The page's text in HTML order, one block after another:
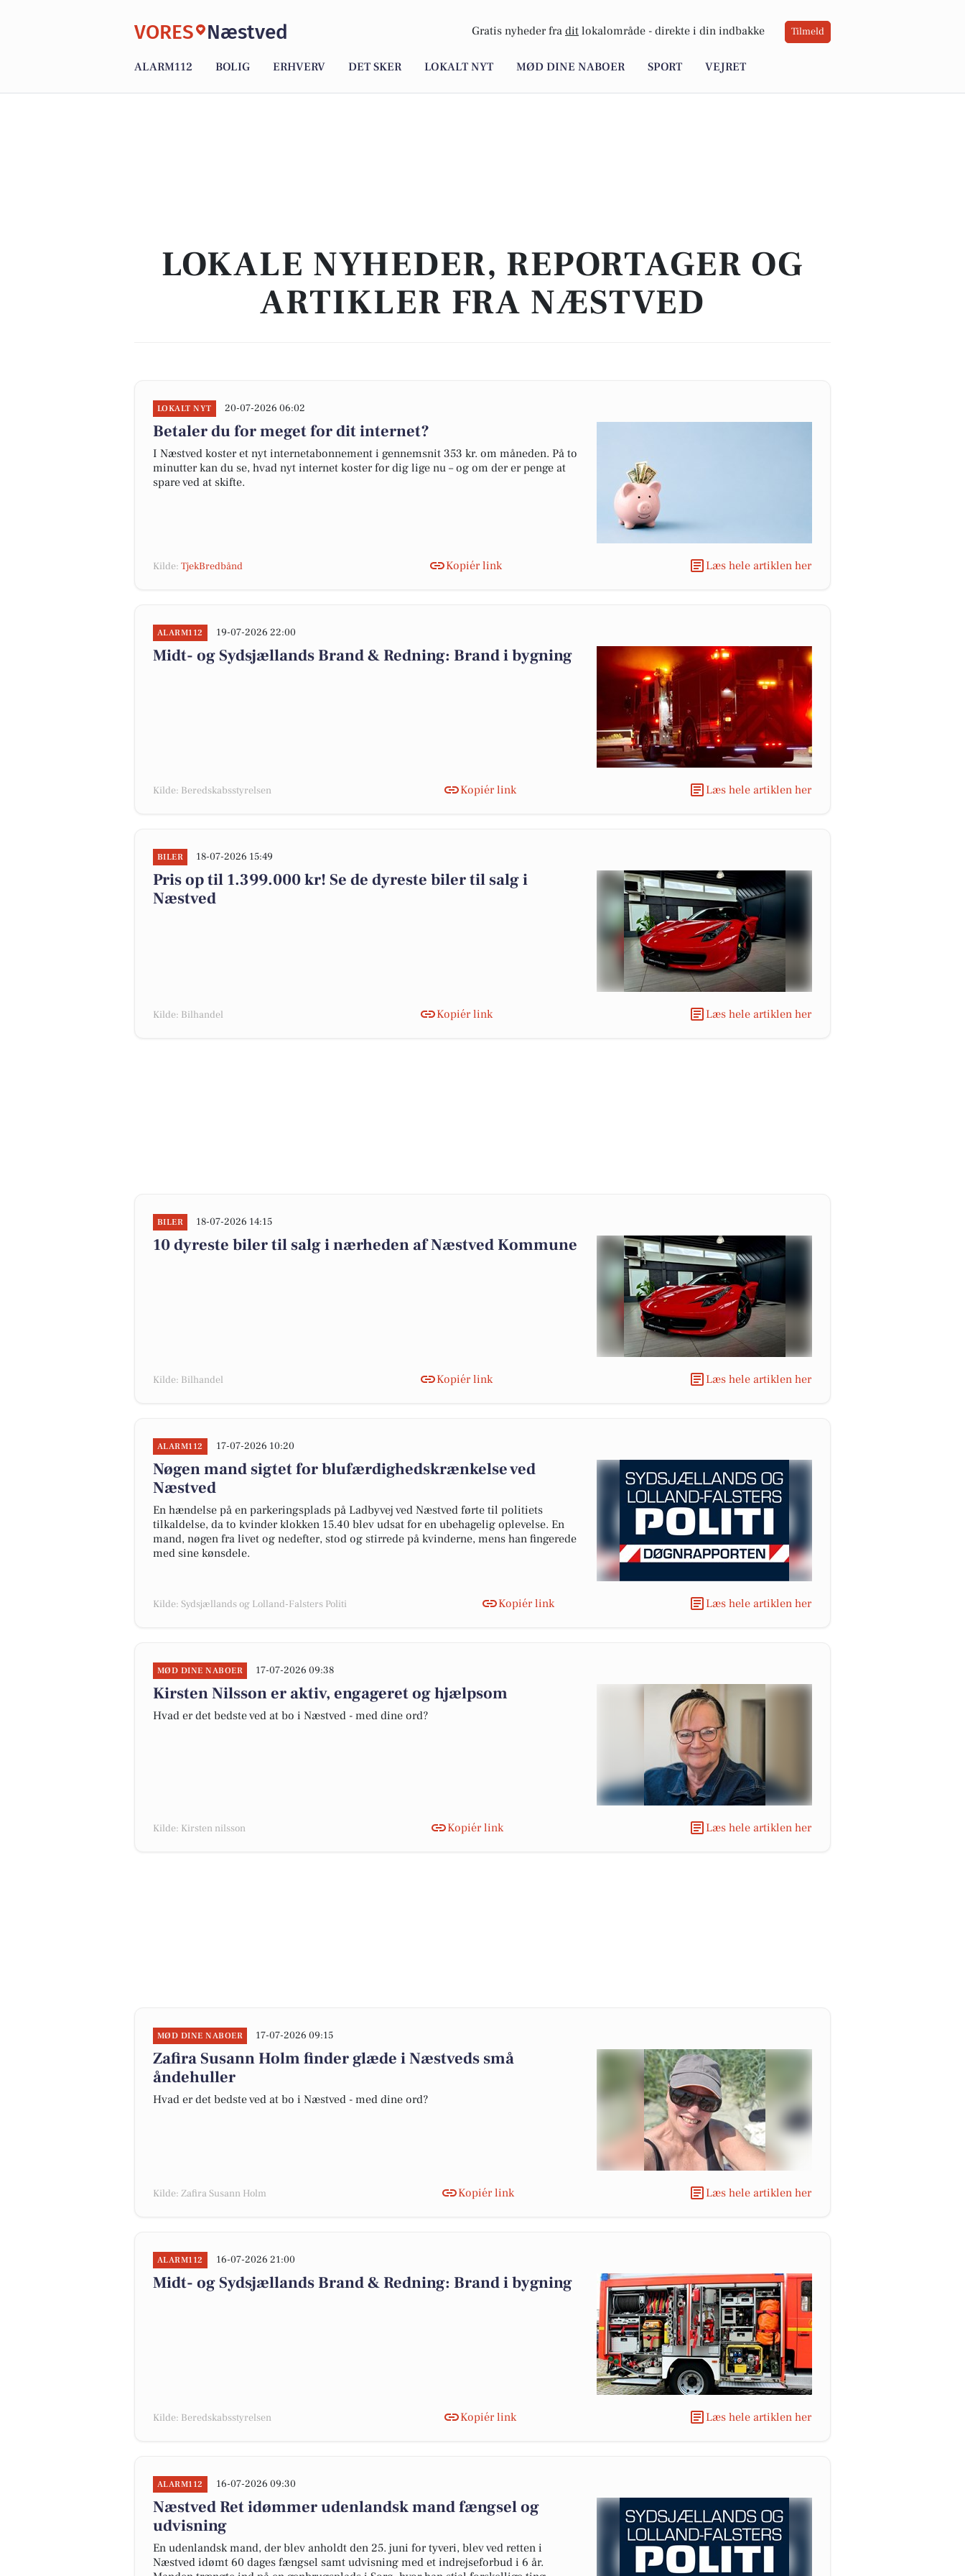
VORES Næstved Gratis nyheder fra dit lokalområde - direkte i din indbakke Tilmeld
ALARM112 BOLIG ERHVERV DET SKER LOKALT NYT MØD DINE NABOER SPORT VEJRET
LOKALE NYHEDER, REPORTAGER OG
ARTIKLER FRA NÆSTVED
LOKALT NYT 20-07-2026 06:02
Betaler du for meget for dit internet?
I Næstved koster et nyt internetabonnement i gennemsnit 353 kr. om måneden. På to
minutter kan du se, hvad nyt internet koster for dig lige nu – og om der er penge at
spare ved at skifte.
Kilde: TjekBredbånd Kopiér link Læs hele artiklen her
ALARM112 19-07-2026 22:00
Midt- og Sydsjællands Brand & Redning: Brand i bygning
Kilde: Beredskabsstyrelsen Kopiér link Læs hele artiklen her
BILER 18-07-2026 15:49
Pris op til 1.399.000 kr! Se de dyreste biler til salg i
Næstved
Kilde: Bilhandel Kopiér link Læs hele artiklen her
BILER 18-07-2026 14:15
10 dyreste biler til salg i nærheden af Næstved Kommune
Kilde: Bilhandel Kopiér link Læs hele artiklen her
ALARM112 17-07-2026 10:20
Nøgen mand sigtet for blufærdighedskrænkelse ved
Næstved
En hændelse på en parkeringsplads på Ladbyvej ved Næstved førte til politiets
tilkaldelse, da to kvinder klokken 15.40 blev udsat for en ubehagelig oplevelse. En
mand, nøgen fra livet og nedefter, stod og stirrede på kvinderne, mens han fingerede
med sine kønsdele.
Kilde: Sydsjællands og Lolland-Falsters Politi Kopiér link Læs hele artiklen her
MØD DINE NABOER 17-07-2026 09:38
Kirsten Nilsson er aktiv, engageret og hjælpsom
Hvad er det bedste ved at bo i Næstved - med dine ord?
Kilde: Kirsten nilsson Kopiér link Læs hele artiklen her
MØD DINE NABOER 17-07-2026 09:15
Zafira Susann Holm finder glæde i Næstveds små
åndehuller
Hvad er det bedste ved at bo i Næstved - med dine ord?
Kilde: Zafira Susann Holm Kopiér link Læs hele artiklen her
ALARM112 16-07-2026 21:00
Midt- og Sydsjællands Brand & Redning: Brand i bygning
Kilde: Beredskabsstyrelsen Kopiér link Læs hele artiklen her
ALARM112 16-07-2026 09:30
Næstved Ret idømmer udenlandsk mand fængsel og
udvisning
En udenlandsk mand, der blev anholdt den 25. juni for tyveri, blev ved retten i
Næstved idømt 60 dages fængsel samt udvisning med et indrejseforbud i 6 år.